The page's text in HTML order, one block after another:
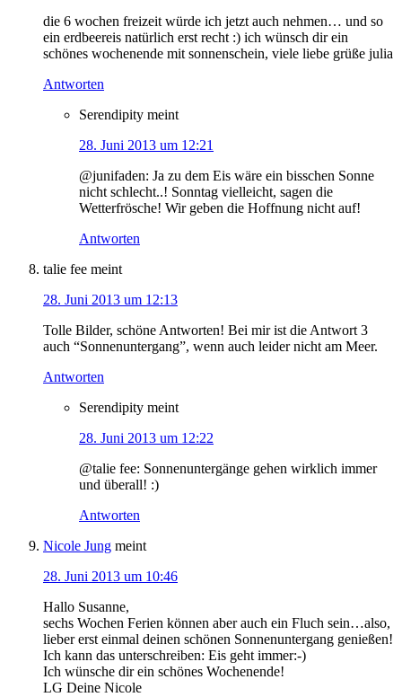
die 6 wochen freizeit würde ich jetzt auch nehmen… und so
ein erdbeereis natürlich erst recht :) ich wünsch dir ein
schönes wochenende mit sonnenschein, viele liebe grüße julia
Antworten
Serendipity meint
28. Juni 2013 um 12:21
@junifaden: Ja zu dem Eis wäre ein bisschen Sonne
nicht schlecht..! Sonntag vielleicht, sagen die
Wetterfrösche! Wir geben die Hoffnung nicht auf!
Antworten
talie fee meint
28. Juni 2013 um 12:13
Tolle Bilder, schöne Antworten! Bei mir ist die Antwort 3
auch “Sonnenuntergang”, wenn auch leider nicht am Meer.
Antworten
Serendipity meint
28. Juni 2013 um 12:22
@talie fee: Sonnenuntergänge gehen wirklich immer
und überall! :)
Antworten
Nicole Jung meint
28. Juni 2013 um 10:46
Hallo Susanne,
sechs Wochen Ferien können aber auch ein Fluch sein…also,
lieber erst einmal deinen schönen Sonnenuntergang genießen!
Ich kann das unterschreiben: Eis geht immer:-)
Ich wünsche dir ein schönes Wochenende!
LG Deine Nicole